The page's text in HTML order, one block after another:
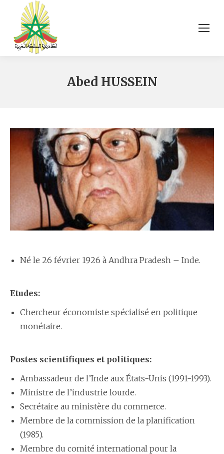
Abed HUSSEIN
Né le 26 février 1926 à Andhra Pradesh – Inde.
Etudes:
Chercheur économiste spécialisé en politique
monétaire.
Postes scientifiques et politiques:
Ambassadeur de l’Inde aux États-Unis (1991-1993).
Ministre de l’industrie lourde.
Secrétaire au ministère du commerce.
Membre de la commission de la planification
(1985).
Membre du comité international pour la